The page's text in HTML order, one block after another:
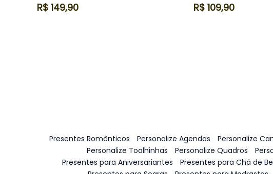
R$ 149,90 R$ 109,90
Presentes Românticos Personalize Agendas Personalize
Personalize Toalhinhas
Personalize Quadros
Presentes para Aniversariantes
Presentes para Chá de